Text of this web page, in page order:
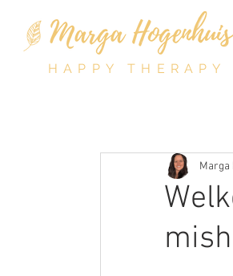
HAPPY THERAPY
Marga